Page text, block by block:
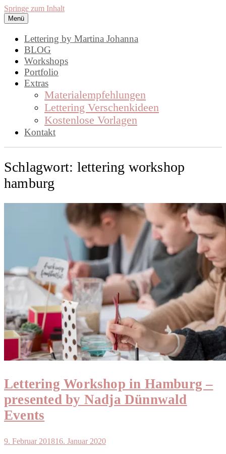
Springe zum Inhalt
Handlettering by Martina Johanna.
Workshops, Inspirationen und DIY,
rund um das Thema Lettering
Menü
Lettering by Martina Johanna
BLOG
Workshops
Portfolio
Extras
Materialempfehlungen
Lettering Verschenkideen
Kostenlose Vorlagen
Kontakt
Schlagwort: lettering workshop
hamburg
Lettering Workshop in Hamburg –
presented by Nadja Dünnwald
Events
9. Februar 201816. Januar 2020